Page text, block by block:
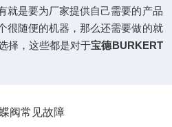
就是要为厂家提供自己需要的产品
很随便的机器，那么还需要做的就
择，这些都是对于宝德BURKERT
阀常见故障